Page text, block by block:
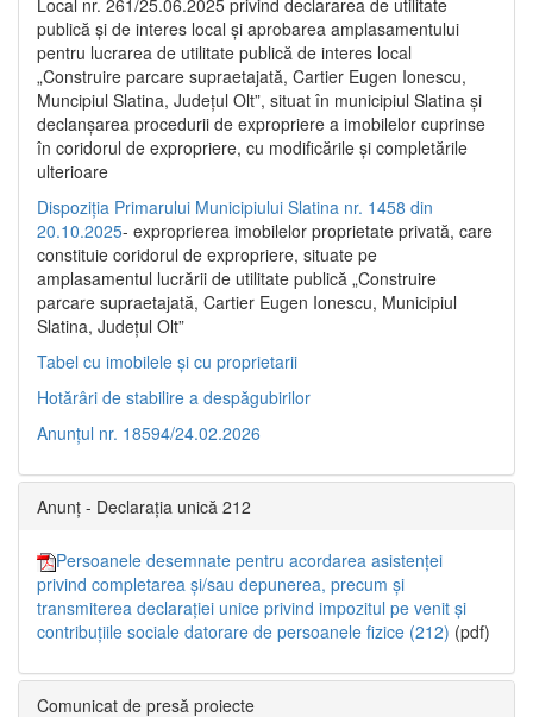
publică şi de interes local şi aprobarea amplasamentului
pentru lucrarea de utilitate publică de interes local
„Construire parcare supraetajată, Cartier Eugen Ionescu,
Muncipiul Slatina, Judeţul Olt”, situat în municipiul Slatina şi
declanşarea procedurii de expropriere a imobilelor cuprinse
în coridorul de expropriere, cu modificările şi completările
ulterioare
Dispoziția Primarului Municipiului Slatina nr. 1458 din
20.10.2025- exproprierea imobilelor proprietate privată, care
constituie coridorul de expropriere, situate pe
amplasamentul lucrării de utilitate publică „Construire
parcare supraetajată, Cartier Eugen Ionescu, Municipiul
Slatina, Județul Olt”
Tabel cu imobilele și cu proprietarii
Hotărâri de stabilire a despăgubirilor
Anunțul nr. 18594/24.02.2026
Anunț - Declarația unică 212
Persoanele desemnate pentru acordarea asistenței
privind completarea și/sau depunerea, precum și
transmiterea declarației unice privind impozitul pe venit și
contribuțiile sociale datorare de persoanele fizice (212) (pdf)
Comunicat de presă proiecte